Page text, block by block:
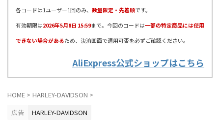
各コードは1ユーザー1回のみ、 数量限定・先着順です。
有効期限は2026年5月8日 15:59まで。今回のコードは一部の特定商品には使用
できない場合があるため、決済画面で適用可否を必ずご確認ください。
AliExpress公式ショップはこちら
HOME > HARLEY-DAVIDSON >
広告
HARLEY-DAVIDSON